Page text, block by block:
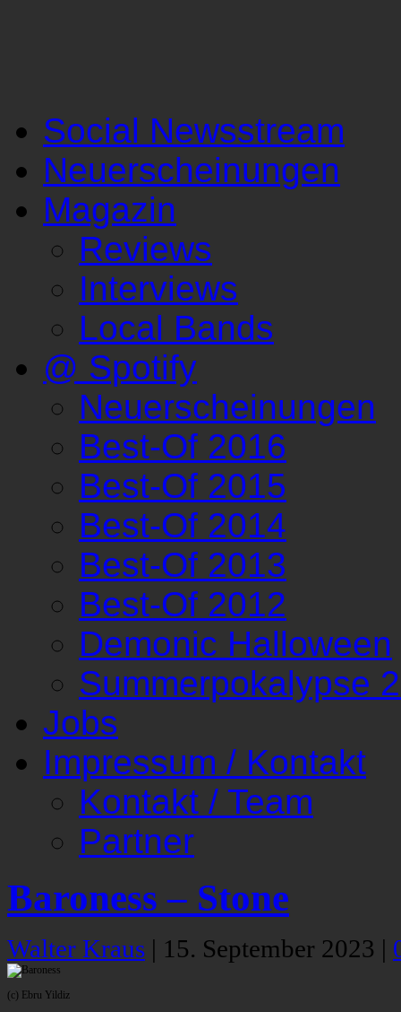
Social Newsstream
Neuerscheinungen
Magazin
Reviews
Interviews
Local Bands
@ Spotify
Neuerscheinungen
Best-Of 2016
Best-Of 2015
Best-Of 2014
Best-Of 2013
Best-Of 2012
Demonic Halloween
Summerpokalypse
Jobs
Impressum / Kontakt
Kontakt / Team
Partner
Baroness – Stone
Walter Kraus | 15. September 2023 |
(c) Ebru Yildiz